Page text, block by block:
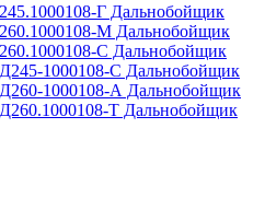
Г Дальнобойщик
М Дальнобойщик
С Дальнобойщик
1000108-С Дальнобойщик
1000108-А Дальнобойщик
Т Дальнобойщик